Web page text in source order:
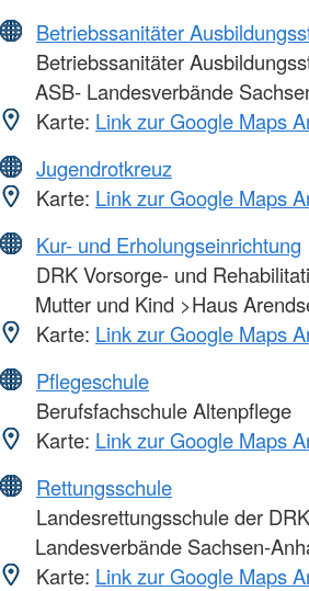
Betriebssanitäter
Betriebssanitäter
ASB- Landesverbände
Karte: Link zur Google Maps
Jugendrotkreuz
Karte: Link zur Google Maps
Kur- und Erholungseinrichtung
DRK Vorsorge- und
Mutter und Kind >Haus
Karte: Link zur Google Maps
Pflegeschule
Berufsfachschule Altenpflege
Karte: Link zur Google Maps
Rettungsschule
Landesrettungsschule der
Landesverbände Sachsen-
Karte: Link zur Google Maps